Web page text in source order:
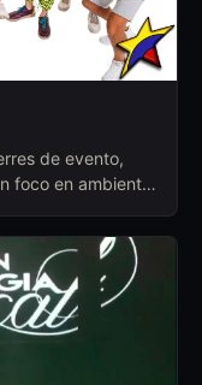
de evento,
foco en ambiente